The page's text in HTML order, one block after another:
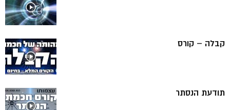
קבלה – קורס
תודעת הנסתר